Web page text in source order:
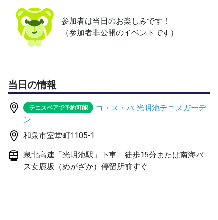
・ダブルス 5,000円(税込5,500円)
・シングルス 4,000円(税込4,400円)
■試合開始
■試合方法
ーグ戦
予選リーグ・順位別リーグ共に、6ゲーム先取・ノーアド
バンテージ
ト
予選リーグ・順位別トーナメント共に、6ゲーム先取・ノ
参加者は当日のお楽しみです！
（参加者非公開のイベントです）
当日の情報
テニスベアで予約可能
コ・ス・パ 光明池テニスガーデ
ン
和泉市室堂町1105-1
泉北高速「光明池駅」下車 徒歩15分または南海バ
ス女鹿坂（めがざか）停留所前すぐ